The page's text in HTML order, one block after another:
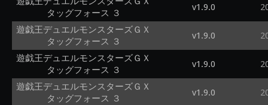
タッグフォース ３
v1.9.0
遊戯王デュエルモンスターズＧＸ
タッグフォース ３
v1.9.0
遊戯王デュエルモンスターズＧＸ
タッグフォース ３
v1.9.0
遊戯王デュエルモンスターズＧＸ
タッグフォース ３
v1.9.0